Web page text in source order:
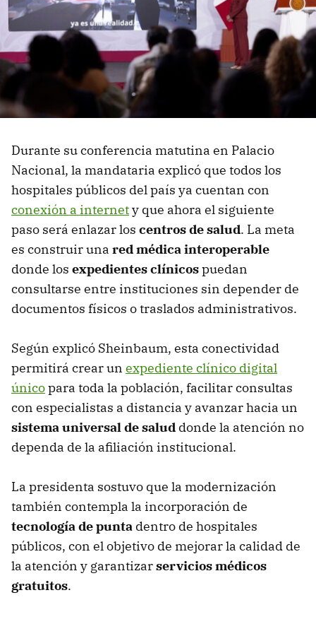
Durante su conferencia matutina en Palacio
Nacional, la mandataria explicó que todos los
hospitales públicos del país ya cuentan con
conexión a internety que ahora el siguiente
paso será enlazar los centros de salud. La meta
es construir una red médica interoperable
donde los expedientes clínicospuedan
consultarse entre instituciones sin depender de
documentos físicos o traslados administrativos.
Según explicó Sheinbaum, esta conectividad
permitirá crear un expediente clínico digital
únicopara toda la población, facilitar consultas
con especialistas a distancia y avanzar hacia un
sistema universal de salud donde la atención no
dependa de la afiliación institucional.
La presidenta sostuvo que la modernización
también contempla la incorporación de
tecnología de punta dentro de hospitales
públicos, con el objetivo de mejorar la calidad de
la atención y garantizarservicios médicos
gratuitos.